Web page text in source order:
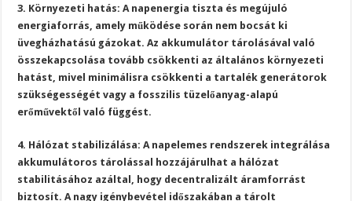
3. Környezeti hatás: A napenergia tiszta és megújuló
energiaforrás, amely működése során nem bocsát ki
üvegházhatású gázokat. Az akkumulátor tárolásával való
összekapcsolása tovább csökkenti az általános környezeti
hatást, mivel minimálisra csökkenti a tartalék generátorok
szükségességét vagy a fosszilis tüzelőanyag-alapú
erőművektől való függést.
4. Hálózat stabilizálása: A napelemes rendszerek integrálása
akkumulátoros tárolással hozzájárulhat a hálózat
stabilitásához azáltal, hogy decentralizált áramforrást
biztosít. A nagy igénybevétel időszakában a tárolt